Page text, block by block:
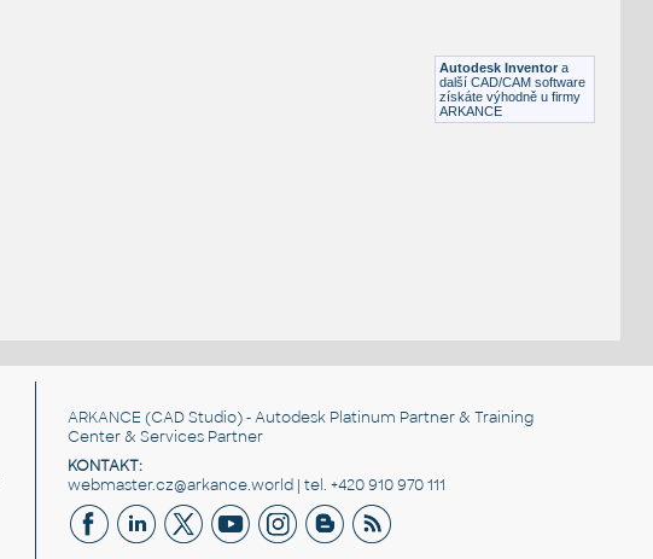
Plastové součásti
Autodesk Inventor a
další CAD/CAM software
získáte výhodně u firmy
ARKANCE
ARKANCE (CAD Studio) - Autodesk Platinum Partner & Training
Center & Services Partner
KONTAKT:
webmaster.cz@arkance.world | tel. +420 910 970 111